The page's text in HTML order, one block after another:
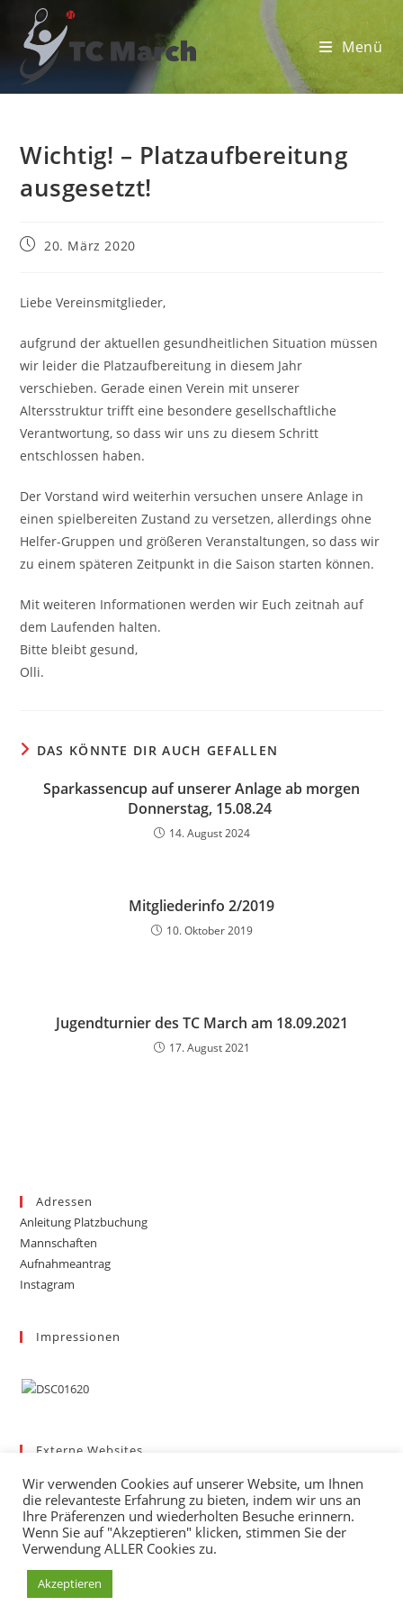
Inhalt
springen
Menü
Wichtig! – Platzaufbereitung
ausgesetzt!
Beitrag20. März 2020
Liebe Vereinsmitglieder,
aufgrund der aktuellen gesundheitlichen Situation müssen
wir leider die Platzaufbereitung in diesem Jahr
verschieben. Gerade einen Verein mit unserer
Altersstruktur trifft eine besondere gesellschaftliche
Verantwortung, so dass wir uns zu diesem Schritt
entschlossen haben.
Der Vorstand wird weiterhin versuchen unsere Anlage in
einen spielbereiten Zustand zu versetzen, allerdings ohne
Helfer-Gruppen und größeren Veranstaltungen, so dass wir
zu einem späteren Zeitpunkt in die Saison starten können.
Mit weiteren Informationen werden wir Euch zeitnah auf
dem Laufenden halten.
Bitte bleibt gesund,
Olli.
DAS KÖNNTE DIR AUCH GEFALLEN
Sparkassencup auf unserer Anlage ab morgen
Donnerstag, 15.08.24
14. August 2024
Mitgliederinfo 2/2019
10. Oktober 2019
Jugendturnier des TC March am 18.09.2021
17. August 2021
Adressen
Anleitung Platzbuchung
Mannschaften
Aufnahmeantrag
Instagram
Impressionen
Externe Websites
Gemeinde March
Wetter
mybigpoint
Wir verwenden Cookies auf unserer Website, um Ihnen
die relevanteste Erfahrung zu bieten, indem wir uns an
Ihre Präferenzen und wiederholten Besuche erinnern.
Wenn Sie auf "Akzeptieren" klicken, stimmen Sie der
Verwendung ALLER Cookies zu.
Akzeptieren